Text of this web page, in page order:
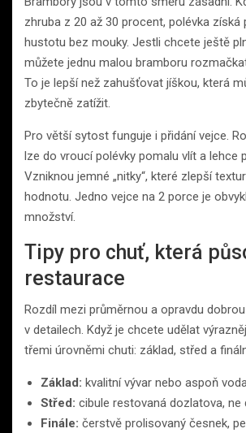
zhruba z 20 až 30 procent, polévka získá
hustotu bez mouky. Jestli chcete ještě
můžete jednu malou bramboru
To je lepší než zahušťovat jíškou, která
zbytečně zatížit.
Pro větší sytost funguje i přidání vejce.
lze do vroucí polévky pomalu vlít a lehce
Vzniknou jemné „nitky“, které zlepší
hodnotu. Jedno vejce na 2 porce je
množství.
Tipy pro chuť, která
restaurace
Rozdíl mezi průměrnou a opravdu
v detailech. Když je chcete udělat
třemi úrovněmi chuti: základ, střed a
Základ: kvalitní vývar nebo aspoň
Střed: cibule restovaná dozlatova, ne
Finále: čerstvě prolisovaný česnek,